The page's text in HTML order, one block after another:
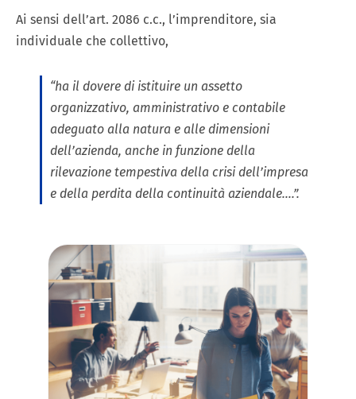
Ai sensi dell’art. 2086 c.c., l’imprenditore, sia
individuale che collettivo,
“ha il dovere di istituire un assetto
organizzativo, amministrativo e contabile
adeguato alla natura e alle dimensioni
dell’azienda, anche in funzione della
rilevazione tempestiva della crisi dell’impresa
e della perdita della continuità aziendale….”.